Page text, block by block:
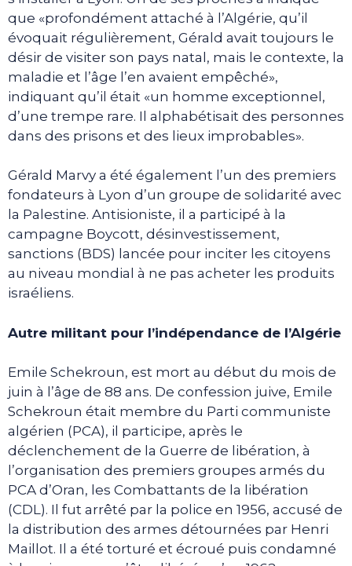
que «profondément attaché à l’Algérie, qu’il
évoquait régulièrement, Gérald avait toujours le
désir de visiter son pays natal, mais le contexte, la
maladie et l’âge l’en avaient empêché»,
indiquant qu’il était «un homme exceptionnel,
d’une trempe rare. Il alphabétisait des personnes
dans des prisons et des lieux improbables».
Gérald Marvy a été également l’un des premiers
fondateurs à Lyon d’un groupe de solidarité avec
la Palestine. Antisioniste, il a participé à la
campagne Boycott, désinvestissement,
sanctions (BDS) lancée pour inciter les citoyens
au niveau mondial à ne pas acheter les produits
israéliens.
Autre militant pour l’indépendance de l’Algérie
Emile Schekroun, est mort au début du mois de
juin à l’âge de 88 ans. De confession juive, Emile
Schekroun était membre du Parti communiste
algérien (PCA), il participe, après le
déclenchement de la Guerre de libération, à
l’organisation des premiers groupes armés du
PCA d’Oran, les Combattants de la libération
(CDL). Il fut arrêté par la police en 1956, accusé de
la distribution des armes détournées par Henri
Maillot. Il a été torturé et écroué puis condamné